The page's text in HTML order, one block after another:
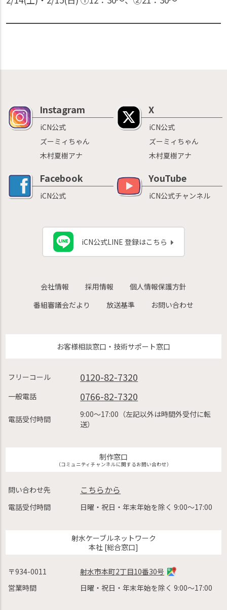
Instagram
iCN公式
ズーミィちゃん
木村夏樹アナ
X
iCN公式
ズーミィちゃん
木村夏樹アナ
Facebook
iCN公式
YouTube
iCN公式チャンネル
iCN公式LINE 登録はこちら
会社情報 採用情報
個人情報保護方針
番組審議会だより
放送基準 お問い合わせ
お客様相談窓口・技術サポート窓口
フリーコール 0120-82-7320
一般電話 0766-82-7320
電話受付時間
9:00〜17:00（左記以外は時間外受付に転
送）
制作窓口
（コミュニティチャンネルに関するお問い合わせ）
問い合わせ先 こちらから
電話受付時間 日曜・祝日・年末年始を除く 9:00〜17:00
射水ケーブルネットワーク
本社 [総合窓口]
〒934-0011
射水市本町2丁目10番30号
営業時間
日曜・祝日・年末年始を除く 9:00〜17:00